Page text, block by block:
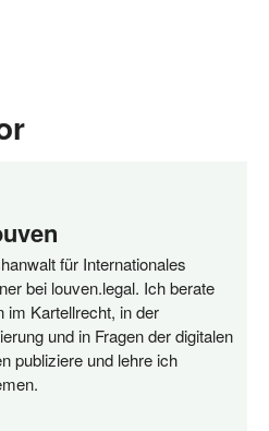
für Internationales
bei louven.legal. Ich berate
im Kartellrecht, in der
und in Fragen der digitalen
publiziere und lehre ich